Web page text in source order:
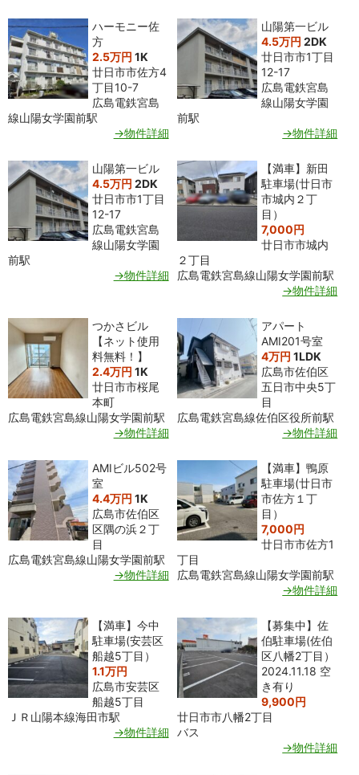
ハーモニー佐
方
2.5万円 1K
廿日市市佐方4
丁目10-7
広島電鉄宮島
線山陽女学園前駅
→物件詳細
山陽第一ビル
4.5万円 2DK
廿日市市1丁目
12-17
広島電鉄宮島
線山陽女学園
前駅
→物件詳細
山陽第一ビル
4.5万円 2DK
廿日市市1丁目
12-17
広島電鉄宮島
線山陽女学園
前駅
→物件詳細
【満車】新田
駐車場(廿日市
市城内２丁
目）
7,000円
廿日市市城内
２丁目
広島電鉄宮島線山陽女学園前駅
→物件詳細
つかさビル
【ネット使用
料無料！】
2.4万円 1K
廿日市市桜尾
本町
広島電鉄宮島線山陽女学園前駅
→物件詳細
アパート
AMI201号室
4万円 1LDK
広島市佐伯区
五日市中央5丁
目
広島電鉄宮島線佐伯区役所前駅
→物件詳細
AMIビル502号
室
4.4万円 1K
広島市佐伯区
区隅の浜２丁
目
広島電鉄宮島線山陽女学園前駅
→物件詳細
【満車】鴨原
駐車場(廿日市
市佐方１丁
目）
7,000円
廿日市市佐方1
丁目
広島電鉄宮島線山陽女学園前駅
→物件詳細
【満車】今中
駐車場(安芸区
船越5丁目）
1.1万円
広島市安芸区
船越5丁目
ＪＲ山陽本線海田市駅
→物件詳細
【募集中】佐
伯駐車場(佐伯
区八幡2丁目）
2024.11.18 空
き有り
9,900円
廿日市市八幡2丁目
バス
→物件詳細